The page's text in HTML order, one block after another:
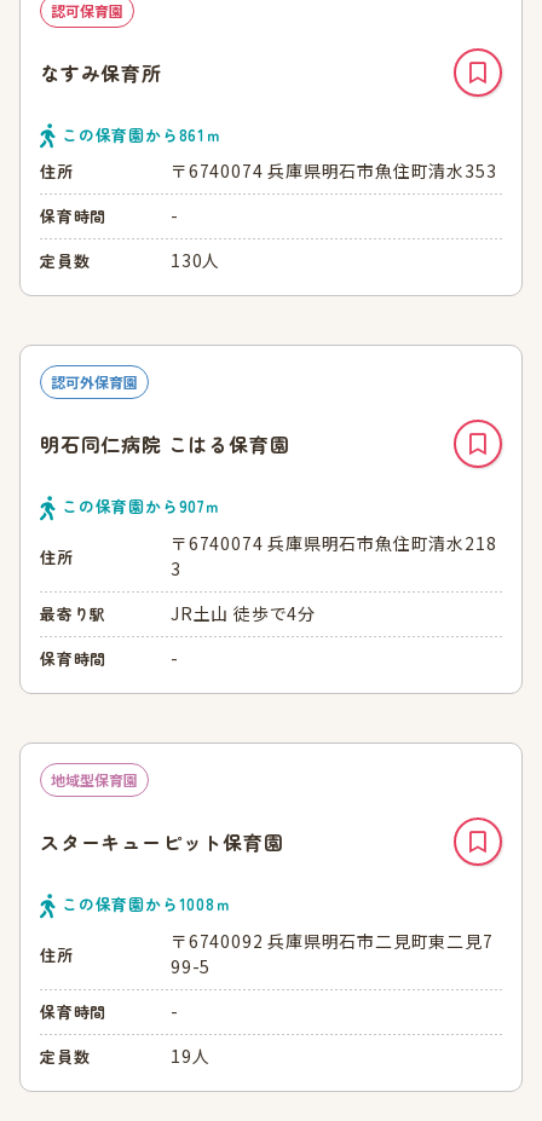
認可保育園
なすみ保育所
この保育園から861 ｍ
住所
〒6740074 兵庫県明石市魚住町清水353
保育時間 -
定員数 130人
認可外保育園
明石同仁病院 こはる保育園
この保育園から907ｍ
住所
〒6740074 兵庫県明石市魚住町清水218
3
最寄り駅 JR土山 徒歩で4分
保育時間 -
地域型保育園
スターキューピット保育園
この保育園から1008ｍ
住所
〒6740092 兵庫県明石市二見町東二見7
99-5
保育時間 -
定員数 19人